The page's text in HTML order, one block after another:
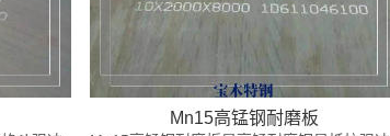
Mn15高锰钢耐磨板